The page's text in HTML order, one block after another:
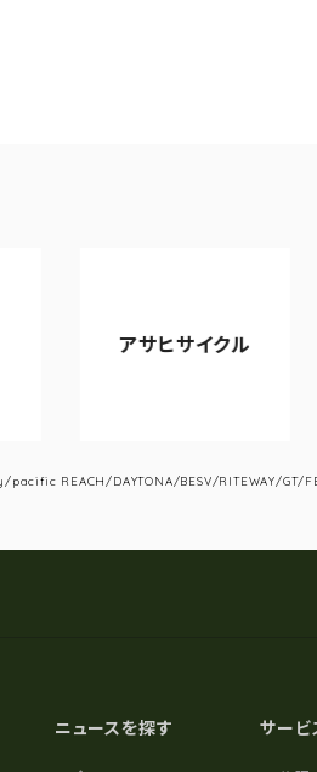
アサヒサイクル
pacific REACH/DAYTONA/BESV/RITEWAY/
ニュースを探す サービ